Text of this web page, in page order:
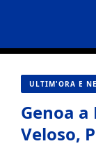
contenuto
ULTIM'ORA E
Genoa
Veloso,